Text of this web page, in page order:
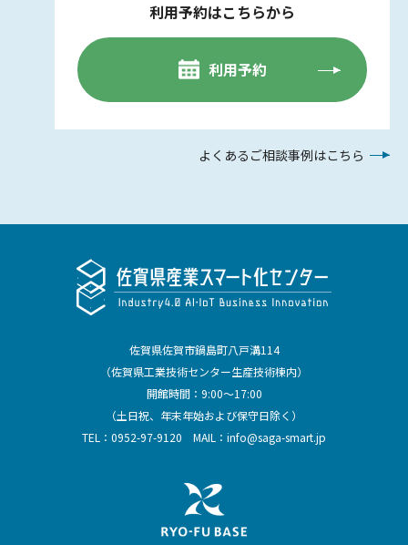
利用予約はこちらから
利用予約
よくあるご相談事例はこちら
佐賀県佐賀市鍋島町八戸溝114
（佐賀県工業技術センター生産技術棟内）
開館時間：9:00～17:00
（土日祝、年末年始および保守日除く）
TEL： 0952-97-9120 MAIL： info@saga-smart.jp